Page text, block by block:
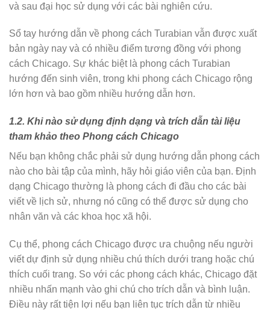
và sau đại học sử dụng với các bài nghiên cứu.
Sổ tay hướng dẫn về phong cách Turabian vẫn được xuất
bản ngày nay và có nhiều điểm tương đồng với phong
cách Chicago. Sự khác biệt là phong cách Turabian
hướng đến sinh viên, trong khi phong cách Chicago rộng
lớn hơn và bao gồm nhiều hướng dẫn hơn.
1.2. Khi nào sử dụng định dạng và trích dẫn tài liệu
tham khảo theo Phong cách Chicago
Nếu bạn không chắc phải sử dụng hướng dẫn phong cách
nào cho bài tập của mình, hãy hỏi giáo viên của bạn. Định
dạng Chicago thường là phong cách đi đầu cho các bài
viết về lịch sử, nhưng nó cũng có thể được sử dụng cho
nhân văn và các khoa học xã hội.
Cụ thể, phong cách Chicago được ưa chuộng nếu người
viết dự định sử dụng nhiều chú thích dưới trang hoặc chú
thích cuối trang. So với các phong cách khác, Chicago đặt
nhiều nhấn mạnh vào ghi chú cho trích dẫn và bình luận.
Điều này rất tiện lợi nếu bạn liên tục trích dẫn từ nhiều